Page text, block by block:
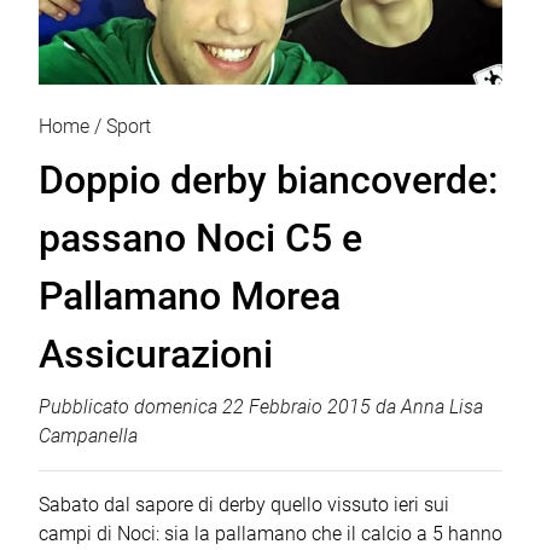
Home Sport
Doppio derby biancoverde:
passano Noci C5 e
Pallamano Morea
Assicurazioni
Pubblicato domenica 22 Febbraio 2015 daAnna Lisa
Campanella
Sabato dal sapore di derby quello vissuto ieri sui
campi di Noci: sia la pallamano che il calcio a 5 hanno